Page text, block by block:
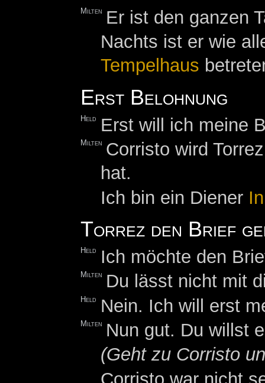
Milten
Er ist den ganzen
Nachts ist er wie
Tempelhaus
Erst Belohnung
Held Erst will ich meine
Milten Corristo wird
hat.
Ich bin ein Diener
Torrez den Brief
Held Ich möchte den
Milten Du lässt nicht mit
Held Nein. Ich will erst
Milten
Nun gut. Du willst
(Geht zu Corristo